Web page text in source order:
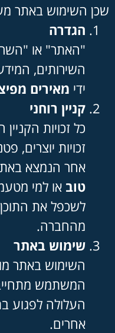
שכן השימוש באתר
הגדרה
"האתר" או
השירותים,
ידי מאירים
קניין רוחני
כל זכויות
זכויות יוצרים,
אחר הנמצא
טוב או למי
לשכפל את
מהחברה.
שימוש באתר
השימוש באתר
המשתמש
העלולה לפגוע
אחרים.